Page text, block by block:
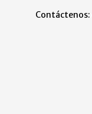
Contáctenos: